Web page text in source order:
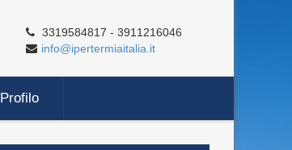
3319584817 - 3911216046
info@ipertermiaitalia.it
Profilo